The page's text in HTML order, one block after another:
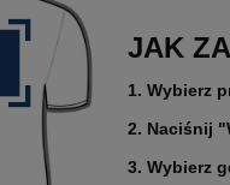
regularna:
cena:1 951,22 zł
DO KOSZYKA
JAK
1. Wybierz
2. Naciśnij
3. Wybierz